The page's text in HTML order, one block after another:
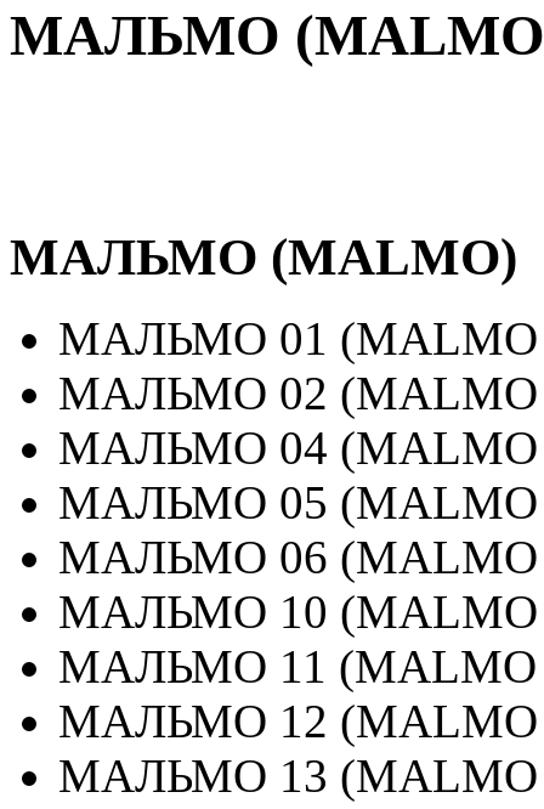
МАЛЬМО
МАЛЬМО (MALMO)
МАЛЬМО 01 (MALMO
МАЛЬМО 02 (MALMO
МАЛЬМО 04 (MALMO
МАЛЬМО 05 (MALMO
МАЛЬМО 06 (MALMO
МАЛЬМО 10 (MALMO
МАЛЬМО 11 (MALMO
МАЛЬМО 12 (MALMO
МАЛЬМО 13 (MALMO